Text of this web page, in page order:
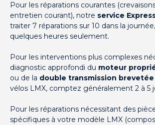
Pour les réparations courantes
entretien courant), notre service
traiter 7 réparations sur 10 dans la
quelques heures seulement.
Pour les interventions plus complexes
diagnostic approfondi du moteur
ou de la double transmission brevetée
vélos LMX, comptez généralement 2 à 5
Pour les réparations nécessitant des
spécifiques à votre modèle LMX